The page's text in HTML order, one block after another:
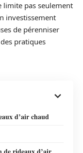
limite pas seulement
investissement
de pérenniser
pratiques
d’air chaud